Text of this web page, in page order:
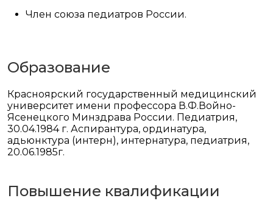
Член союза педиатров России.
Образование
Красноярский государственный медицинский
университет имени профессора В.Ф.Войно-
Ясенецкого Минздрава России. Педиатрия,
30.04.1984 г. Аспирантура, ординатура,
адьюнктура (интерн), интернатура, педиатрия,
20.06.1985г.
Повышение квалификации